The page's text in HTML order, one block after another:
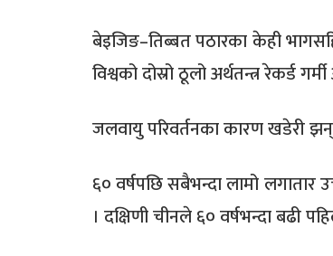
बेइजिङ–तिब्बत पठारका केही
विश्वको दोस्रो ठूलो अर्थतन्त्र रेकर्ड
जलवायु परिवर्तनका कारण खडेरी
६० वर्षपछि सबैभन्दा लामो
। दक्षिणी चीनले ६० वर्षभन्दा बढी